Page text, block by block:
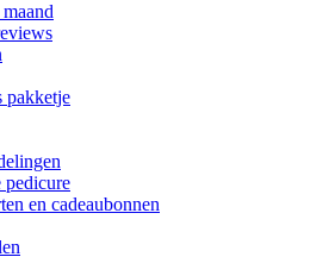
pakketje
pedicure
en cadeaubonnen